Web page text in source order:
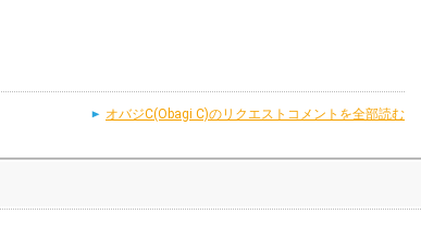
オバジC(Obagi C)のリクエストコメントを全部読む